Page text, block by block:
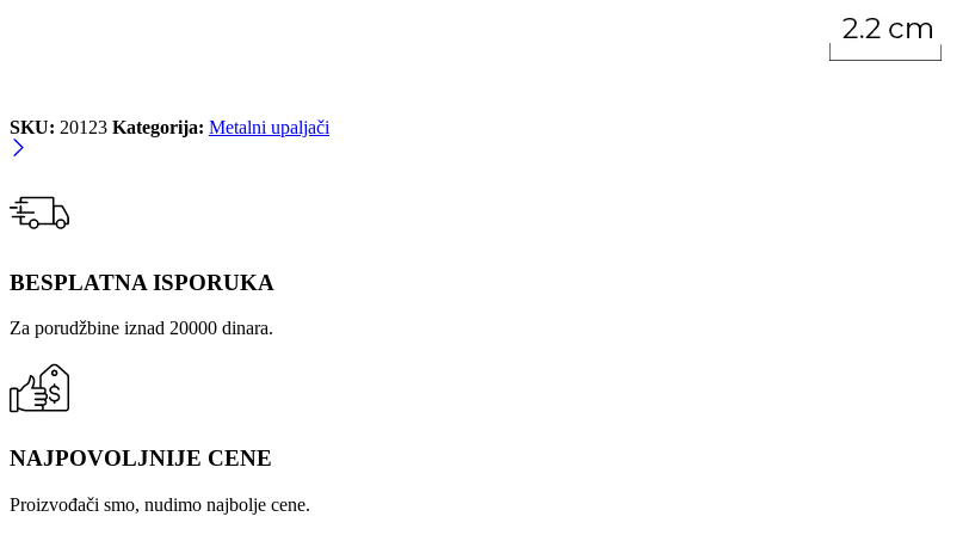
SKU: 20123 Kategorija: Metalni upaljači
BESPLATNA ISPORUKA
Za porudžbine iznad 20000 dinara.
NAJPOVOLJNIJE CENE
Proizvođači smo, nudimo najbolje cene.